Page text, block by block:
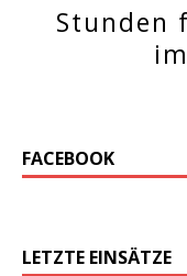
Stunden
FACEBOOK
LETZTE EINSÄTZE